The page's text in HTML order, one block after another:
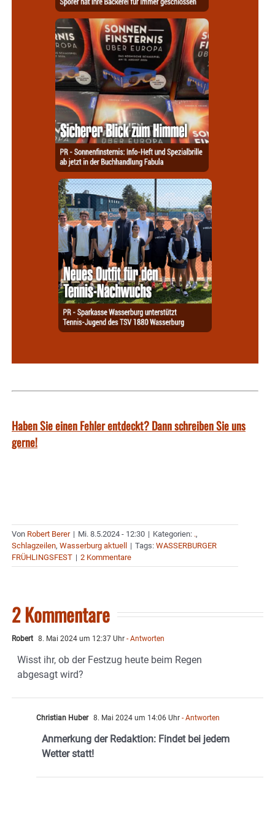
Haben Sie einen Fehler entdeckt? Dann schreiben Sie uns
gerne!
Von Robert Berer | Mi. 8.5.2024 - 12:30 | Kategorien: .,
Schlagzeilen, Wasserburg aktuell | Tags: WASSERBURGER
FRÜHLINGSFEST | 2 Kommentare
2 Kommentare
Robert 8. Mai 2024 um 12:37 Uhr - Antworten
Wisst ihr, ob der Festzug heute beim Regen
abgesagt wird?
Christian Huber 8. Mai 2024 um 14:06 Uhr - Antworten
Anmerkung der Redaktion: Findet bei jedem
Wetter statt!